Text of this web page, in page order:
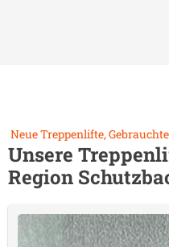
Neue Treppenlifte,
Unsere
Region